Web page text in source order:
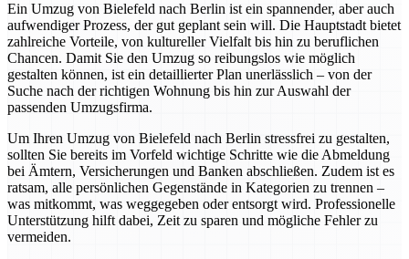
Ein Umzug von Bielefeld nach Berlin ist ein spannender, aber auch
aufwendiger Prozess, der gut geplant sein will. Die Hauptstadt bietet
zahlreiche Vorteile, von kultureller Vielfalt bis hin zu beruflichen
Chancen. Damit Sie den Umzug so reibungslos wie möglich
gestalten können, ist ein detaillierter Plan unerlässlich – von der
Suche nach der richtigen Wohnung bis hin zur Auswahl der
passenden Umzugsfirma.
Um Ihren Umzug von Bielefeld nach Berlin stressfrei zu gestalten,
sollten Sie bereits im Vorfeld wichtige Schritte wie die Abmeldung
bei Ämtern, Versicherungen und Banken abschließen. Zudem ist es
ratsam, alle persönlichen Gegenstände in Kategorien zu trennen –
was mitkommt, was weggegeben oder entsorgt wird. Professionelle
Unterstützung hilft dabei, Zeit zu sparen und mögliche Fehler zu
vermeiden.